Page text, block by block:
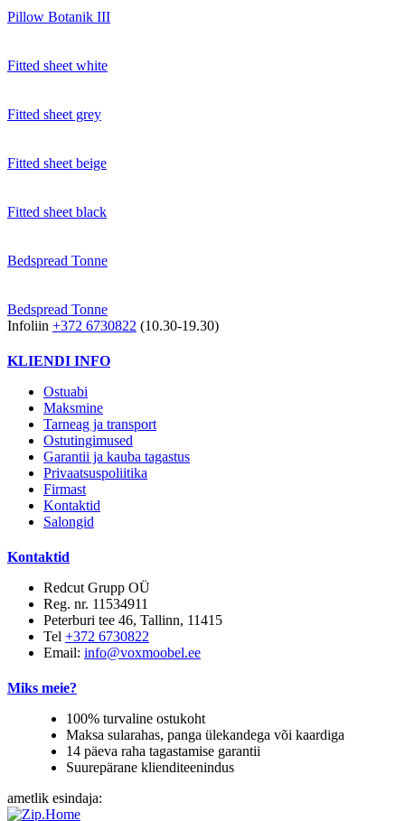
Pillow Botanik III
Fitted sheet white
Fitted sheet grey
Fitted sheet beige
Fitted sheet black
Bedspread Tonne
Bedspread Tonne
Infoliin +372 6730822 (10.30-19.30)
KLIENDI INFO
Ostuabi
Maksmine
Tarneag ja transport
Ostutingimused
Garantii ja kauba tagastus
Privaatsuspoliitika
Firmast
Kontaktid
Salongid
Kontaktid
Redcut Grupp OÜ
Reg. nr. 11534911
Peterburi tee 46, Tallinn, 11415
Tel +372 6730822
Email: info@voxmoobel.ee
Miks meie?
100% turvaline ostukoht
Maksa sularahas, panga ülekandega või kaardiga
14 päeva raha tagastamise garantii
Suurepärane klienditeenindus
ametlik esindaja: